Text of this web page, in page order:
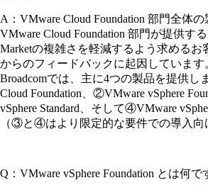
A：VMware Cloud Foundation 部門全体の
VMware Cloud Foundation 部門が提供す
Marketの複雑さを軽減するよう求めるお
からのフィードバックに起因しています
Broadcomでは、主に4つの製品を提供
Cloud Foundation、②VMware vSphere
vSphere Standard、そして④VMware
（③と④はより限定的な要件での導入向
Q：VMware vSphere Foundation とは何で